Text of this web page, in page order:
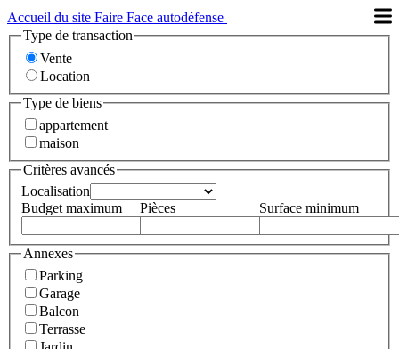
Accueil du site Faire Face autodéfense
Type de transaction
Vente
Location
Type de biens
appartement
maison
Critères avancés
Localisation
Budget maximum
Pièces Surface minimum
Annexes
Parking
Garage
Balcon
Terrasse